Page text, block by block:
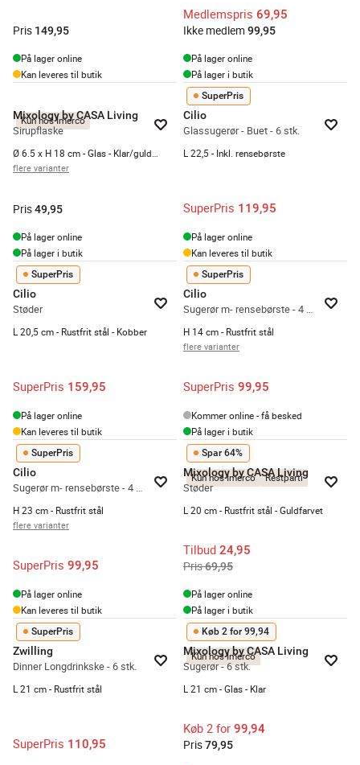
Pris 149,95
På lager online
Kan leveres til butik
Medlemspris 69,95
Ikke medlem 99,95
På lager online
På lager i butik
Kun hos Imerco
Mixology by CASA Living
Sirupflaske
flere varianter
Pris49,95
På lager online
På lager i butik
SuperPris
Cilio
Glassugerør - Buet - 6 stk.
L 22,5 - Inkl. rensebørste
SuperPris 119,95
På lager online
Kan leveres til butik
SuperPris
Cilio
Støder
L 20,5 cm - Rustfrit stål - Kobber
SuperPris 159,95
På lager online
Kan leveres til butik
SuperPris
Cilio
Sugerør m- rensebørste - 4 stk.
H 14 cm - Rustfrit stål
flere varianter
SuperPris 99,95
Kommer online - få besked
På lager i butik
SuperPris
Cilio
Sugerør m- rensebørste - 4 stk.
H 23 cm - Rustfrit stål
flere varianter
SuperPris 99,95
På lager online
Kan leveres til butik
Kun hos Imerco Restparti
Spar 64%
Mixology by CASA Living
Støder
L 20 cm - Rustfrit stål - Guldfarvet
Tilbud 24,95
Pris69,95
På lager online
På lager i butik
SuperPris
Zwilling
Dinner Longdrinkske - 6 stk.
L 21 cm - Rustfrit stål
SuperPris 110,95
Kun hos Imerco
Køb 2 for 99,94
Mixology by CASA Living
Sugerør - 6 stk.
L 21 cm - Glas - Klar
Køb 2 for 99,94
Pris79,95